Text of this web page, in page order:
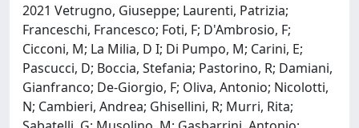
2021 Vetrugno, Giuseppe; Laurenti, Patrizia;
Franceschi, Francesco; Foti, F; D'Ambrosio, F;
Cicconi, M; La Milia, D I; Di Pumpo, M; Carini, E;
Pascucci, D; Boccia, Stefania; Pastorino, R; Damiani,
Gianfranco; De-Giorgio, F; Oliva, Antonio; Nicolotti,
N; Cambieri, Andrea; Ghisellini, R; Murri, Rita;